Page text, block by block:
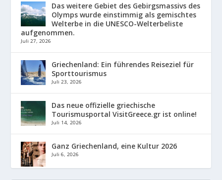
Das weitere Gebiet des Gebirgsmassivs des
Olymps wurde einstimmig als gemischtes
Welterbe in die UNESCO-Welterbeliste
aufgenommen.
Juli 27, 2026
Griechenland: Ein führendes Reiseziel für
Sporttourismus
Juli 23, 2026
Das neue offizielle griechische
Tourismusportal VisitGreece.gr ist online!
Juli 14, 2026
Ganz Griechenland, eine Kultur 2026
Juli 6, 2026